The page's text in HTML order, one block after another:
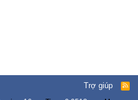
Trợ giúp
R